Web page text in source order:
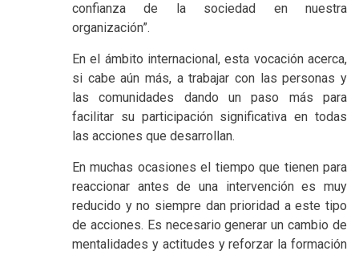
confianza de la sociedad en nuestra
organización”.
En el ámbito internacional, esta vocación acerca,
si cabe aún más, a trabajar con las personas y
las comunidades dando un paso más para
facilitar su participación significativa en todas
las acciones que desarrollan.
En muchas ocasiones el tiempo que tienen para
reaccionar antes de una intervención es muy
reducido y no siempre dan prioridad a este tipo
de acciones. Es necesario generar un cambio de
mentalidades y actitudes y reforzar la formación